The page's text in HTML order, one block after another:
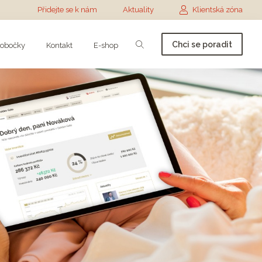
Přidejte se k nám Aktuality Klientská zóna
Kontakt E-shop Chci se poradit